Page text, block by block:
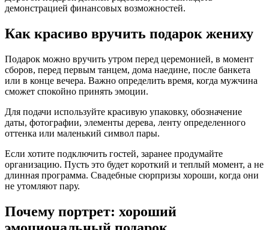
демонстрацией финансовых возможностей.
Как красиво вручить подарок жениху
Подарок можно вручить утром перед церемонией, в момент
сборов, перед первым танцем, дома наедине, после банкета
или в конце вечера. Важно определить время, когда мужчина
сможет спокойно принять эмоции.
Для подачи используйте красивую упаковку, обозначение
даты, фотографии, элементы дерева, ленту определенного
оттенка или маленький символ пары.
Если хотите подключить гостей, заранее продумайте
организацию. Пусть это будет короткий и теплый момент, а не
длинная программа. Свадебные сюрпризы хороши, когда они
не утомляют пару.
Почему портрет: хороший